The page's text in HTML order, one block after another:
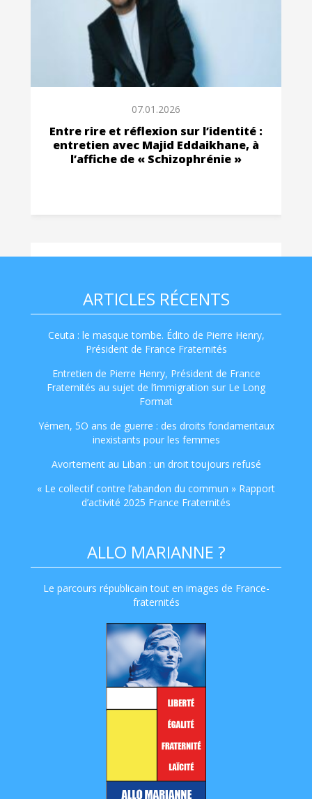
07.01.2026
Entre rire et réflexion sur l’identité :
entretien avec Majid Eddaikhane, à
l’affiche de « Schizophrénie »
ARTICLES RÉCENTS
Ceuta : le masque tombe. Édito de Pierre Henry,
Président de France Fraternités
Entretien de Pierre Henry, Président de France
Fraternités au sujet de l’immigration sur Le Long
Format
Yémen, 5O ans de guerre : des droits fondamentaux
inexistants pour les femmes
Avortement au Liban : un droit toujours refusé
« Le collectif contre l’abandon du commun » Rapport
d’activité 2025 France Fraternités
ALLO MARIANNE ?
Le parcours républicain tout en images de France-
fraternités